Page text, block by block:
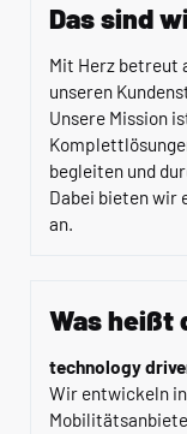
Das sind
Mit Herz betreut
unseren
Unsere Mission
begleiten und
Dabei bieten wir
an.
Was heißt
technology
Wir entwickeln